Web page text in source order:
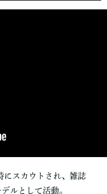
にスカウトされ、雑誌
ルとして活動。